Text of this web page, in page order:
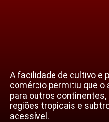
A facilidade de cultivo e
comércio permitiu que o
para outros
regiões tropicais e
acessível.